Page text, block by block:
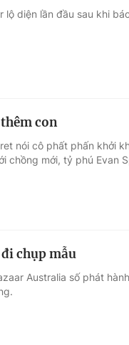
lộ diện lần đầu sau khi
con
nói cô phất phấn khởi
chồng mới, tỷ phú Evan
chụp mẫu
Australia số phát